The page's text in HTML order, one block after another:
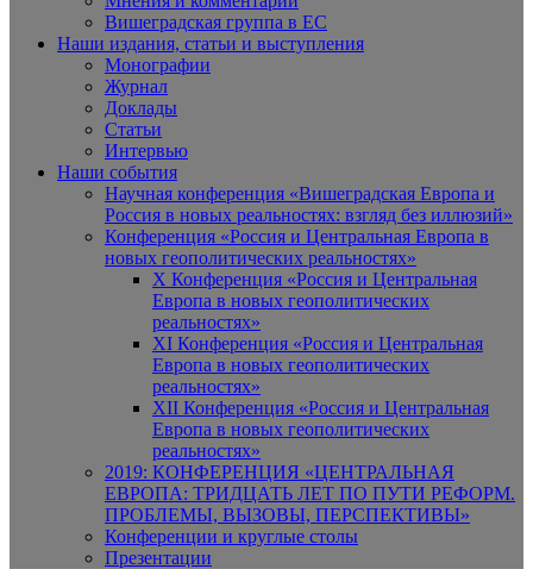
Вишеградская группа в ЕС
Наши издания, статьи и выступления
Монографии
Журнал
Доклады
Статьи
Интервью
Наши события
Научная конференция «Вишеградская Европа и
Россия в новых реальностях: взгляд без иллюзий»
Конференция «Россия и Центральная Европа в
новых геополитических реальностях»
X Конференция «Россия и Центральная
Европа в новых геополитических
реальностях»
XI Конференция «Россия и Центральная
Европа в новых геополитических
реальностях»
XII Конференция «Россия и Центральная
Европа в новых геополитических
реальностях»
2019: КОНФЕРЕНЦИЯ «ЦЕНТРАЛЬНАЯ
ЕВРОПА: ТРИДЦАТЬ ЛЕТ ПО ПУТИ РЕФОРМ.
ПРОБЛЕМЫ, ВЫЗОВЫ, ПЕРСПЕКТИВЫ»
Конференции и круглые столы
Презентации